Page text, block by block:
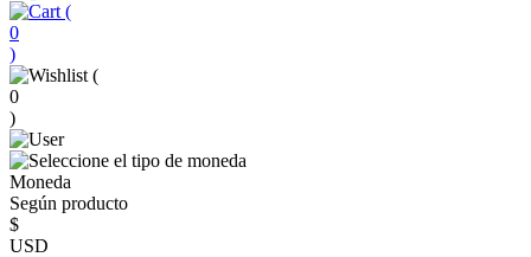
(
0
)
(
0
)
Moneda
Según producto
$
USD